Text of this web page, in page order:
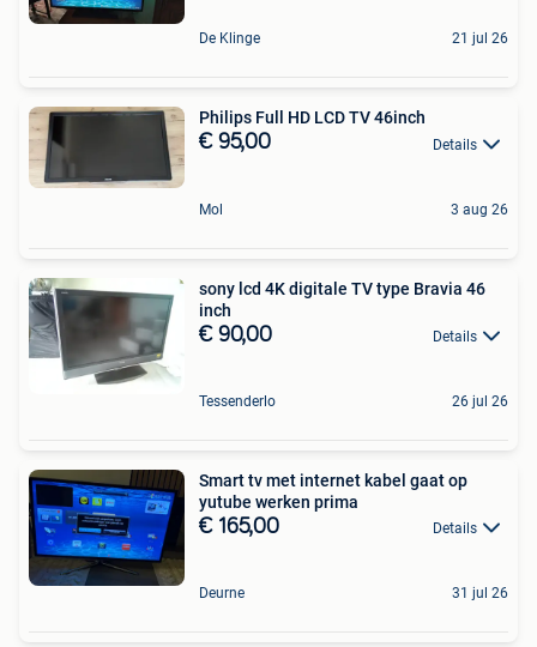
De Klinge 21 jul 26
Philips Full HD LCD TV 46inch
€ 95,00 Details
Mol 3 aug 26
sony lcd 4K digitale TV type Bravia 46
inch
€ 90,00 Details
Tessenderlo 26 jul 26
Smart tv met internet kabel gaat op
yutube werken prima
€ 165,00 Details
Deurne 31 jul 26